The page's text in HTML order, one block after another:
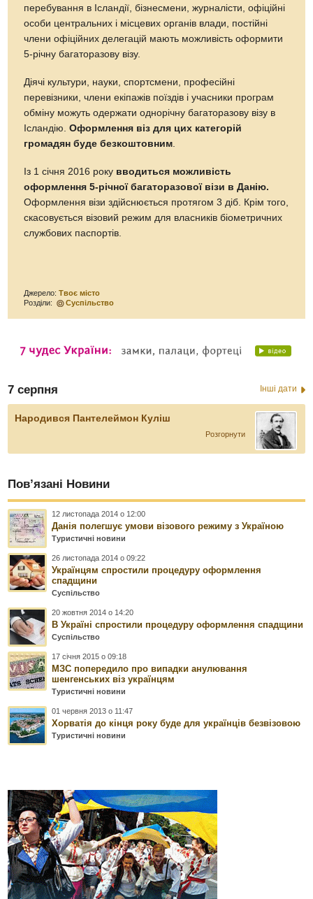
перебування в Ісландії, бізнесмени, журналісти, офіційні
особи центральних і місцевих органів влади, постійні
члени офіційних делегацій мають можливість оформити
5-річну багаторазову візу.
Діячі культури, науки, спортсмени, професійні
перевізники, члени екіпажів поїздів і учасники програм
обміну можуть одержати однорічну багаторазову візу в
Ісландію.Оформлення віз для цих категорій
громадян буде безкоштовним
Із 1 січня 2016 року вводиться можливість
оформлення 5-річної багаторазової візи в Данію.
Оформлення візи здійснюється протягом 3 діб. Крім того,
скасовується візовий режим для власників біометричних
службових паспортів.
Джерело:Твоє місто
Розділи:
Суспільство
7 серпня Інші дати
Народився Пантелеймон Куліш
Розгорнути
Пов’язані Новини
12 листопада 2014 о 12:00
Данія полегшує умови візового режиму з Україною
Туристичні новини
26 листопада 2014 о 09:22
Українцям спростили процедуру оформлення
спадщини
Суспільство
20 жовтня 2014 о 14:20
В Україні спростили процедуру оформлення спадщини
Суспільство
17 січня 2015 о 09:18
МЗС попередило про випадки анулювання
шенгенських віз українцям
Туристичні новини
01 червня 2013 о 11:47
Хорватія до кінця року буде для українців безвізовою
Туристичні новини